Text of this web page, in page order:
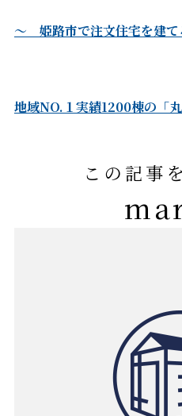
～ 姫路市で注文住宅を建て
地域NO.１実績1200棟の「
この記事